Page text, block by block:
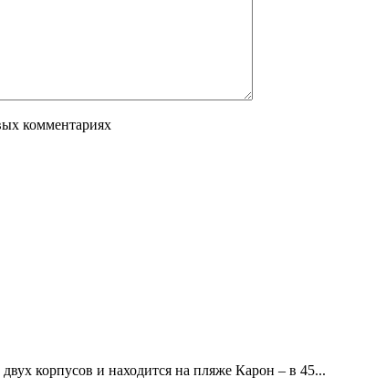
комментариях
корпусов и находится на пляже Карон – в 45...